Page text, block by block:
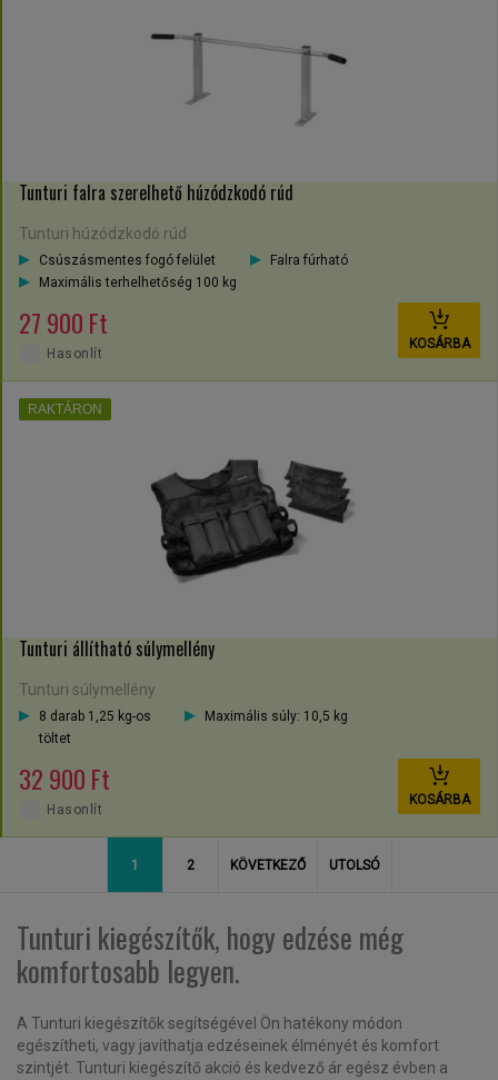
Tunturi falra szerelhető húzódzkodó rúd
Tunturi húzódzkodó rúd
Csúszásmentes fogó felület
Falra fúrható
Maximális terhelhetőség 100 kg
27 900 Ft
KOSÁRBA
Hasonlít
Tunturi állítható súlymellény
Tunturi súlymellény
8 darab 1,25 kg-os
töltet
Maximális súly: 10,5 kg
32 900 Ft
KOSÁRBA
RAKTÁRON
Hasonlít
1 2 KÖVETKEZŐ UTOLSÓ
Tunturi kiegészítők, hogy edzése még
komfortosabb legyen.
A Tunturi kiegészítők segítségével Ön hatékony módon
egészítheti, vagy javíthatja edzéseinek élményét és komfort
szintjét. Tunturi kiegészítő akció és kedvező ár egész évben a